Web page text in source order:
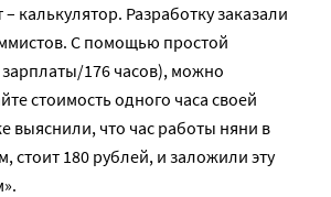
калькулятор. Разработку заказали
С помощью простой
176 часов), можно
стоимость одного часа своей
выяснили, что час работы няни в
стоит 180 рублей, и заложили эту